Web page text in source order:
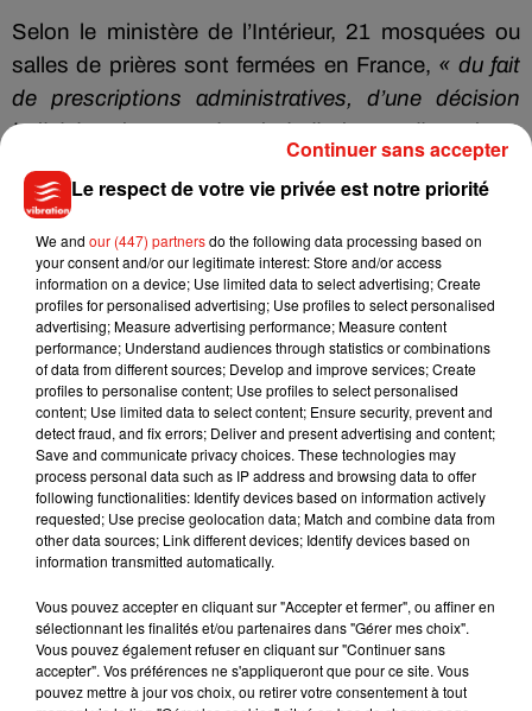
Selon le ministère de l’Intérieur, 21 mosquées ou
salles de prières sont fermées en France, « du fait
de prescriptions administratives, d’une décision
judiciaire, d’une reprise de bail, de travail ou d’une
fermeture administrative ».
Avec AFP
Musique
7 août 2026
Julien Lieb s’essaye à la vie de chatelain
dans son nouveau clip
Madonna sort enfin le remix de « Love
Le respect de votre vie privée est notre priorité
We and our (447) partnersdo the following data processing based on
your consent and/or our legitimate interest: Store and/or access
information on a device; Use limited data to select advertising; Create
profiles for personalised advertising; Use profiles to select personalised
advertising; Measure advertising performance; Measure content
performance; Understand audiences through statistics or combinations
of data from different sources; Develop and improve services; Create
profiles to personalise content; Use profiles to select personalised
content; Use limited data to select content; Ensure security, prevent and
detect fraud, and fix errors; Deliver and present advertising and content;
Save and communicate privacy choices. These technologies may
process personal data such as IP address and browsing data to offer
following functionalities: Identify devices based on information actively
requested; Use precise geolocation data; Match and combine data from
other data sources; Link different devices; Identify devices based on
information transmitted automatically.
Vous pouvez accepter en cliquant sur "Accepter et fermer", ou affiner en
sélectionnant les finalités et/ou partenaires dans "Gérer mes choix".
Vous pouvez également refuser en cliquant sur "Continuer sans
accepter". Vos préférences ne s'appliqueront que pour ce site. Vous
pouvez mettre à jour vos choix, ou retirer votre consentement à tout
Continuer sans accepter